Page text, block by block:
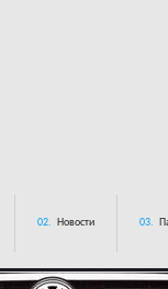
02. Новости 03.